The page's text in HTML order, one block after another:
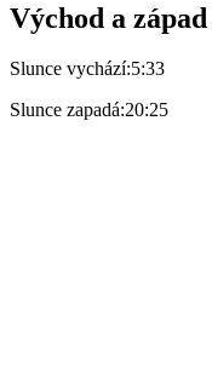
Východ a západ
Slunce vychází:5:33
Slunce zapadá:20:25